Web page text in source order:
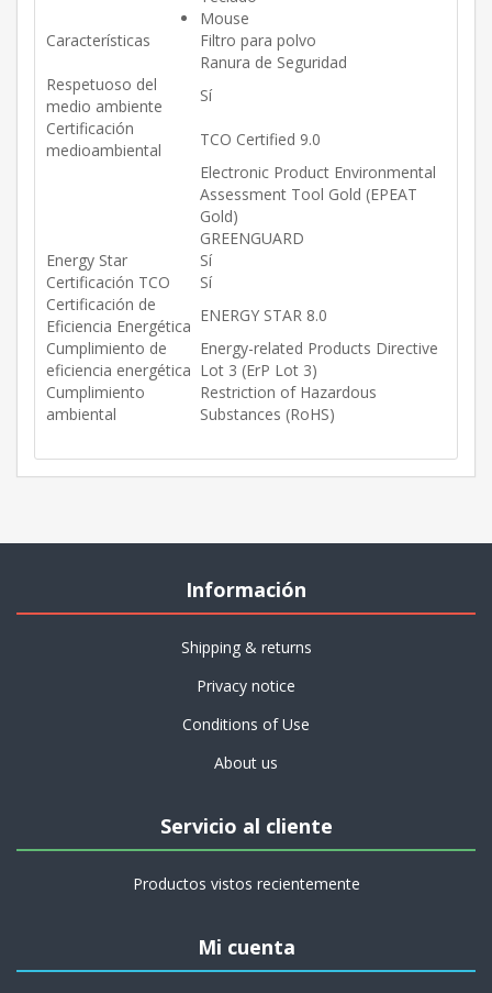
Mouse
Características
Filtro para polvo
Ranura de Seguridad
Respetuoso del
medio ambiente
Sí
Certificación
medioambiental
TCO Certified 9.0
Electronic Product Environmental
Assessment Tool Gold (EPEAT
Gold)
GREENGUARD
Energy Star
Sí
Certificación TCO
Sí
Certificación de
Eficiencia Energética
ENERGY STAR 8.0
Cumplimiento de
eficiencia energética
Energy-related Products Directive
Lot 3 (ErP Lot 3)
Cumplimiento
ambiental
Restriction of Hazardous
Substances (RoHS)
Información
Shipping & returns
Privacy notice
Conditions of Use
About us
Servicio al cliente
Productos vistos recientemente
Mi cuenta